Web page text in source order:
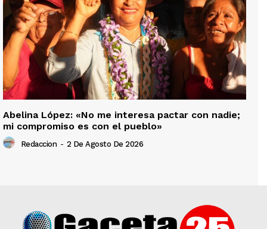
Abelina López: «No me interesa pactar con nadie;
mi compromiso es con el pueblo»
Redaccion - 2 De Agosto De 2026